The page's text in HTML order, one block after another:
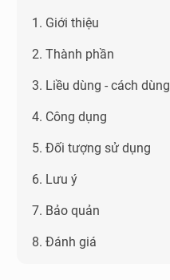
1. Giới thiệu
2. Thành phần
3. Liều dùng - cách dùng
4. Công dụng
5. Đối tượng sử dụng
6. Lưu ý
7. Bảo quản
8. Đánh giá